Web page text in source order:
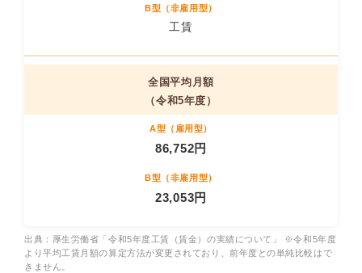
工賃
全国平均月額
（令和5年度）
86,752円
23,053円
出典：厚生労働省「令和5年度工賃（賃金）の実績について」 ※令和5年度
より平均工賃月額の算定方法が変更されており、前年度との単純比較はで
きません。